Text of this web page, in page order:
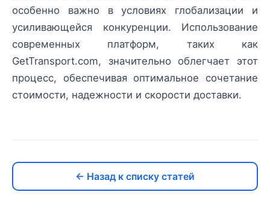
особенно важно в условиях глобализации и
усиливающейся конкуренции. Использование
современных платформ, таких как
GetTransport.com, значительно облегчает этот
процесс, обеспечивая оптимальное сочетание
стоимости, надежности и скорости доставки.
← Назад к списку статей